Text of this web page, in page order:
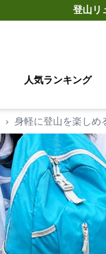
登山リ
人気ランキング
› 身軽に登山を楽しめ